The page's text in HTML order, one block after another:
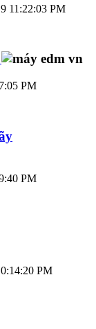
11:22:03 PM
PM
PM
PM